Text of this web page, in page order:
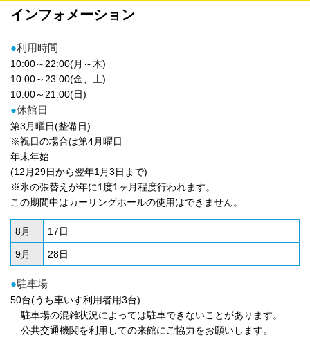
インフォメーション
●利用時間
10:00～22:00(月～木)
10:00～23:00(金、土)
10:00～21:00(日)
●休館日
第3月曜日(整備日)
※祝日の場合は第4月曜日
年末年始
(12月29日から翌年1月3日まで)
※氷の張替えが年に1度1ヶ月程度行われます。
この期間中はカーリングホールの使用はできません。
8月 17日
9月 28日
●駐車場
50台(うち車いす利用者用3台)
駐車場の混雑状況によっては駐車できないことがあります。
公共交通機関を利用しての来館にご協力をお願いします。